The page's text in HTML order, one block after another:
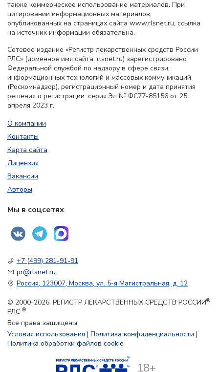
также коммерческое использование материалов. При
цитировании информационных материалов,
опубликованных на страницах сайта www.rlsnet.ru, ссылка
на источник информации обязательна.
Сетевое издание «Регистр лекарственных средств России
РЛС» (доменное имя сайта: rlsnet.ru) зарегистрировано
Федеральной службой по надзору в сфере связи,
информационных технологий и массовых коммуникаций
(Роскомнадзор), регистрационный номер и дата принятия
решения о регистрации: серия Эл № ФС77-85156 от 25
апреля 2023 г.
О компании
Контакты
Карта сайта
Лицензия
Вакансии
Авторы
Мы в соцсетях
+7 (499) 281-91-91
pr@rlsnet.ru
Россия, 123007, Москва, ул. 5-я Магистральная, д. 12
© 2000-2026. РЕГИСТР ЛЕКАРСТВЕННЫХ СРЕДСТВ РОССИИ®
РЛС ®
Все права защищены
Условия использования | Политика конфиденциальности |
Политика обработки файлов cookie
18+